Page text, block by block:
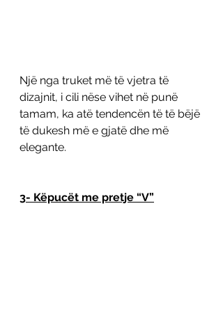
Një nga truket më të vjetra të
dizajnit, i cili nëse vihet në punë
tamam, ka atë tendencën të të bëjë
të dukesh më e gjatë dhe më
elegante.
3- Këpucët me pretje “V”